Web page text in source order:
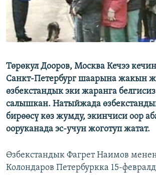
ЭЕ/АРнун бардык сайттары
Төрөкул Дооров, Москва Кечээ
Санкт-Петербург шаарына жакын
өзбекстандык эки жаранга
салышкан. Натыйжада
бирөөсү көз жумду, экинчиси оор
ооруканада эс-учун жоготуп жатат.
Өзбекстандык Фагрет Наимов
Колондаров Петербуркка 15-